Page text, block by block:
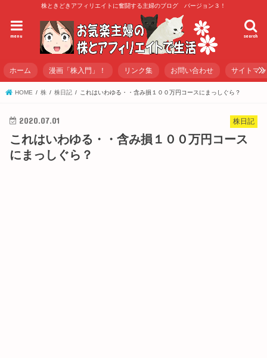
株ときどきアフィリエイトに奮闘する主婦のブログ バージョン３！
search
menu
ホーム 漫画「株入門」！ リンク集 お問い合わせ サイトマ
HOME 株 株日記 これはいわゆる・・含み損１００万円コースにまっしぐら？
株日記
2020.07.01
これはいわゆる・・含み損１００万円コース
にまっしぐら？